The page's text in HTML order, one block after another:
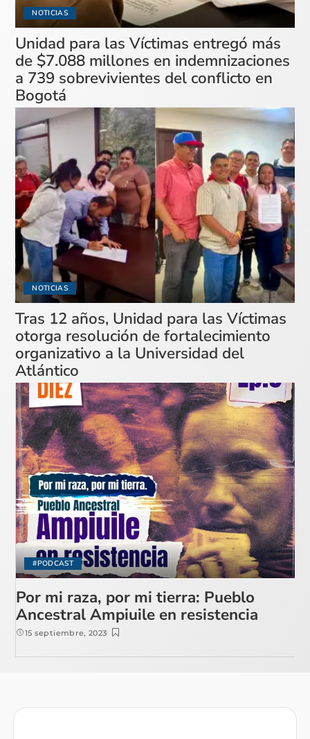
NOTICIAS
Unidad para las Víctimas entregó más
de $7.088 millones en indemnizaciones
a 739 sobrevivientes del conflicto en
Bogotá
NOTICIAS
Tras 12 años, Unidad para las Víctimas
otorga resolución de fortalecimiento
organizativo a la Universidad del
Atlántico
#PODCAST
Por mi raza, por mi tierra: Pueblo
Ancestral Ampiuile en resistencia
15 septiembre, 2023